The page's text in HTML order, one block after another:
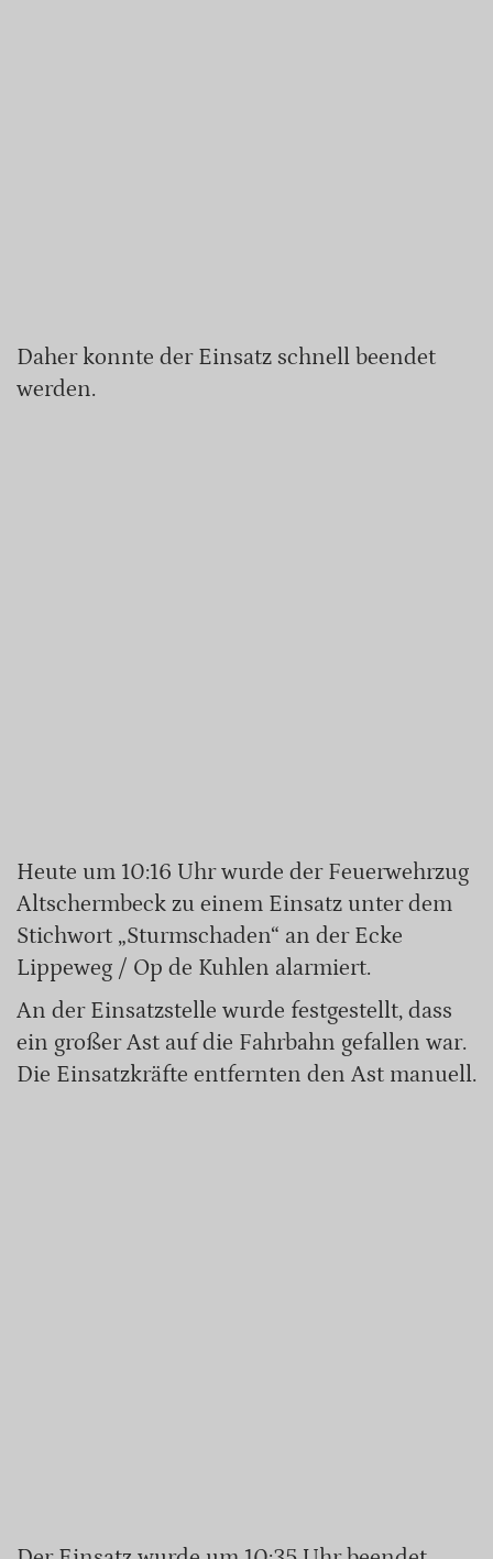
Daher konnte der Einsatz schnell beendet
werden.
Heute um 10:16 Uhr wurde der Feuerwehrzug
Altschermbeck zu einem Einsatz unter dem
Stichwort „Sturmschaden“ an der Ecke
Lippeweg / Op de Kuhlen alarmiert.
An der Einsatzstelle wurde festgestellt, dass
ein großer Ast auf die Fahrbahn gefallen war.
Die Einsatzkräfte entfernten den Ast manuell.